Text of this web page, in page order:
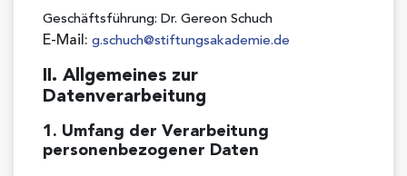
Geschäftsführung: Dr. Gereon Schuch
E-Mail: g.schuch@stiftungsakademie.de
II. Allgemeines zur
Datenverarbeitung
1. Umfang der Verarbeitung
personenbezogener Daten